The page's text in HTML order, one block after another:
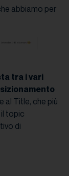
abbiamo per
tra i vari
al Title, che più
topic
di